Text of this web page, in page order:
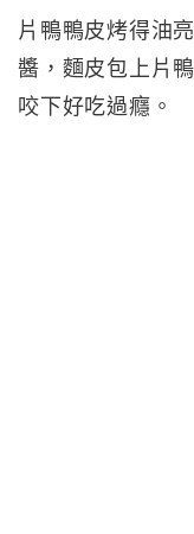
片鴨鴨皮烤得油
醬，麵皮包上片
咬下好吃過癮。